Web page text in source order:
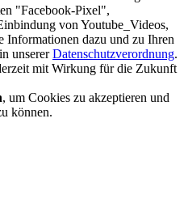
"Facebook-Pixel",
von Youtube_Videos,
Informationen dazu und zu Ihren
unsererDatenschutzverordnung.
mit Wirkung für die Zukunft
, um Cookies zu akzeptieren und
können.